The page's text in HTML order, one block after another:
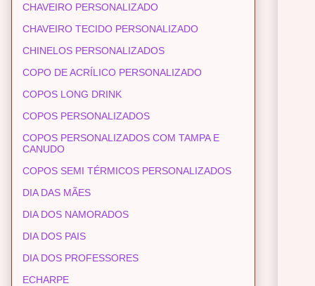
CHAVEIRO PERSONALIZADO
CHAVEIRO TECIDO PERSONALIZADO
CHINELOS PERSONALIZADOS
COPO DE ACRÍLICO PERSONALIZADO
COPOS LONG DRINK
COPOS PERSONALIZADOS
COPOS PERSONALIZADOS COM TAMPA E
CANUDO
COPOS SEMI TÉRMICOS PERSONALIZADOS
DIA DAS MÃES
DIA DOS NAMORADOS
DIA DOS PAIS
DIA DOS PROFESSORES
ECHARPE